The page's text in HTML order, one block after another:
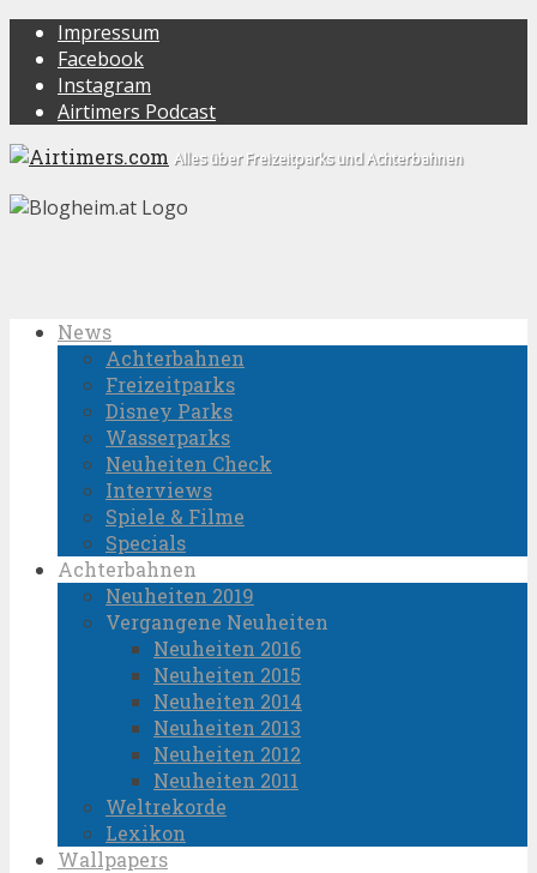
Impressum
Facebook
Instagram
Airtimers Podcast
Alles über Freizeitparks und Achterbahnen
News
Achterbahnen
Freizeitparks
Disney Parks
Wasserparks
Neuheiten Check
Interviews
Spiele & Filme
Specials
Achterbahnen
Neuheiten 2019
Vergangene Neuheiten
Neuheiten 2016
Neuheiten 2015
Neuheiten 2014
Neuheiten 2013
Neuheiten 2012
Neuheiten 2011
Weltrekorde
Lexikon
Wallpapers